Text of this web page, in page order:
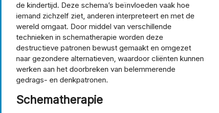
de kindertijd. Deze schema’s beïnvloeden vaak hoe
iemand zichzelf ziet, anderen interpreteert en met de
wereld omgaat. Door middel van verschillende
technieken in schematherapie worden deze
destructieve patronen bewust gemaakt en omgezet
naar gezondere alternatieven, waardoor cliënten kunnen
werken aan het doorbreken van belemmerende
gedrags- en denkpatronen.
Schematherapie